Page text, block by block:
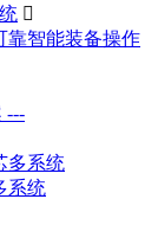
靠智能装备操作
---
多系统
系统